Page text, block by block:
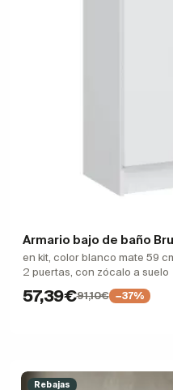
Armario bajo de baño
en kit, color blanco mate 59
2 puertas, con zócalo a suelo
57,39€91,10€ −37%
Rebajas